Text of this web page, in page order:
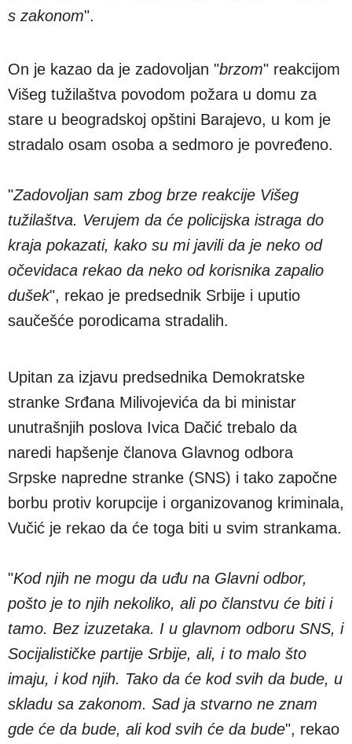
s zakonom".
On je kazao da je zadovoljan "brzom" reakcijom
Višeg tužilaštva povodom požara u domu za
stare u beogradskoj opštini Barajevo, u kom je
stradalo osam osoba a sedmoro je povređeno.
"Zadovoljan sam zbog brze reakcije Višeg
tužilaštva. Verujem da će policijska istraga do
kraja pokazati, kako su mi javili da je neko od
očevidaca rekao da neko od korisnika zapalio
dušek", rekao je predsednik Srbije i uputio
saučešće porodicama stradalih.
Upitan za izjavu predsednika Demokratske
stranke Srđana Milivojevića da bi ministar
unutrašnjih poslova Ivica Dačić trebalo da
naredi hapšenje članova Glavnog odbora
Srpske napredne stranke (SNS) i tako započne
borbu protiv korupcije i organizovanog kriminala,
Vučić je rekao da će toga biti u svim strankama.
"Kod njih ne mogu da uđu na Glavni odbor,
pošto je to njih nekoliko, ali po članstvu će biti i
tamo. Bez izuzetaka. I u glavnom odboru SNS, i
Socijalističke partije Srbije, ali, i to malo što
imaju, i kod njih. Tako da će kod svih da bude, u
skladu sa zakonom. Sad ja stvarno ne znam
gde će da bude, ali kod svih će da bude", rekao